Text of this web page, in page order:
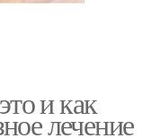
и как
лечение